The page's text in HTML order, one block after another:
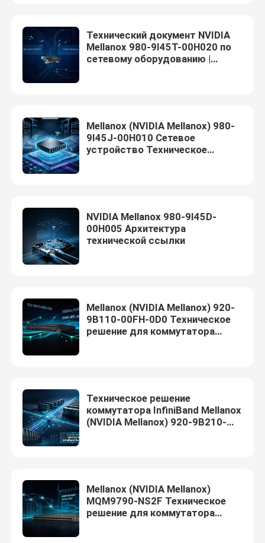
О нас
Экскурсия по заводу
Свяжитесь с нами
Случаи
Запросить расценки
Оптический приемопередача модуль
Переключатель сети Mellanox
Cable Mellanox
Приемопередатчик Mellanox оптически
Сетевой коммутатор Nvidia
сетевая карта NVIDIA
Технический документ NVIDIA
Mellanox 980-9I45T-00H020 по
сетевому оборудованию |
Mellanox (NVIDIA Mellanox) 980-
9I45J-00H010 Сетевое
устройство Техническое
NVIDIA Mellanox 980-9I45D-
00H005 Архитектура
технической ссылки
Mellanox (NVIDIA Mellanox) 920-
9B110-00FH-0D0 Техническое
решение для коммутатора
Техническое решение
коммутатора InfiniBand Mellanox
(NVIDIA Mellanox) 920-9B210-
Mellanox (NVIDIA Mellanox)
MQM9790-NS2F Техническое
решение для коммутатора